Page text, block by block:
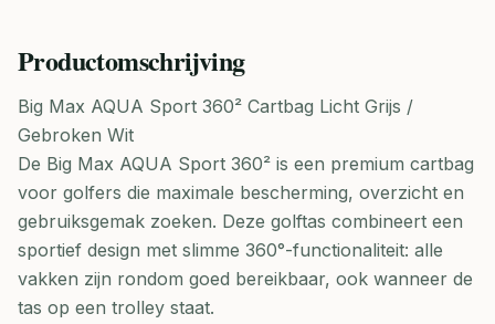
Productomschrijving
Big Max AQUA Sport 360² Cartbag Licht Grijs /
Gebroken Wit
De Big Max AQUA Sport 360² is een premium cartbag
voor golfers die maximale bescherming, overzicht en
gebruiksgemak zoeken. Deze golftas combineert een
sportief design met slimme 360°-functionaliteit: alle
vakken zijn rondom goed bereikbaar, ook wanneer de
tas op een trolley staat.